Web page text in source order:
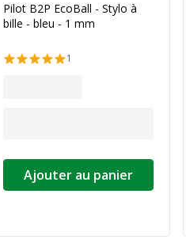
Pilot B2P EcoBall - Stylo à
bille - bleu - 1 mm
1
Ajouter au panier